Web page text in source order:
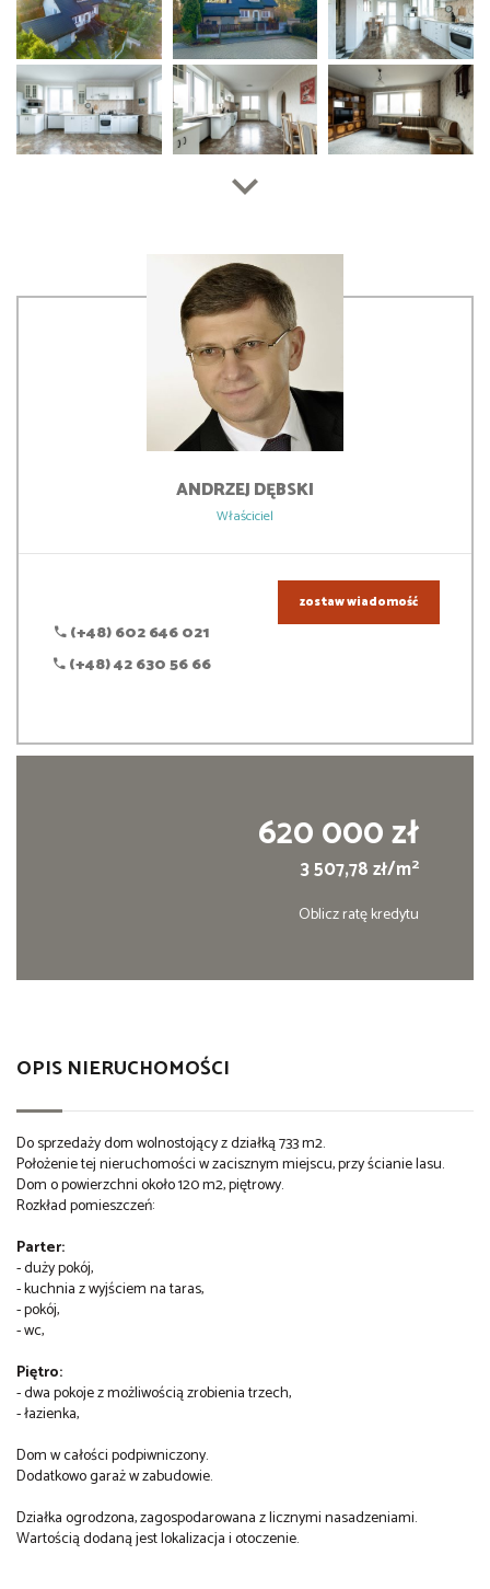
ANDRZEJ DĘBSKI
Właściciel
(+48) 602 646 021
(+48) 42 630 56 66
zostaw wiadomość
620 000 zł
3 507,78 zł/m2
Oblicz ratę kredytu
OPIS NIERUCHOMOŚCI
Do sprzedaży dom wolnostojący z działką 733 m2.
Położenie tej nieruchomości w zacisznym miejscu, przy ścianie lasu.
Dom o powierzchni około 120 m2, piętrowy.
Rozkład pomieszczeń:
Parter:
- duży pokój,
- kuchnia z wyjściem na taras,
- pokój,
- wc,
Piętro:
- dwa pokoje z możliwością zrobienia trzech,
- łazienka,
Dom w całości podpiwniczony.
Dodatkowo garaż w zabudowie.
Działka ogrodzona, zagospodarowana z licznymi nasadzeniami.
Wartością dodaną jest lokalizacja i otoczenie.